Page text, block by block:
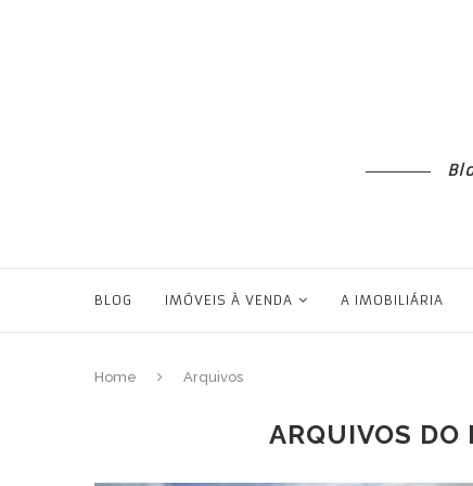
BLOG IMÓVEIS À VENDA A IMOBILIÁRIA
Home Arquivos
ARQUIVOS DO